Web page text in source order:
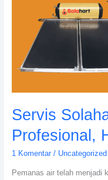
Servis
Profesional,
1 Komentar / Uncategorized
Pemanas air telah menjadi
Profesional,
Memuaskan!